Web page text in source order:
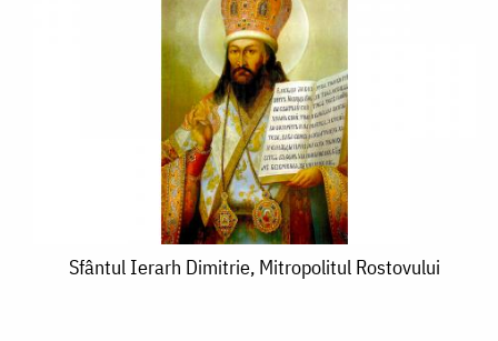
Sfântul
Sfântul Ierarh Dimitrie, Mitropolitul Rostovului